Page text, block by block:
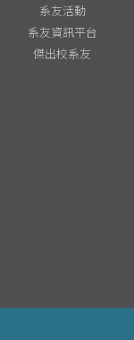
系友活動
系友資訊平台
傑出校系友